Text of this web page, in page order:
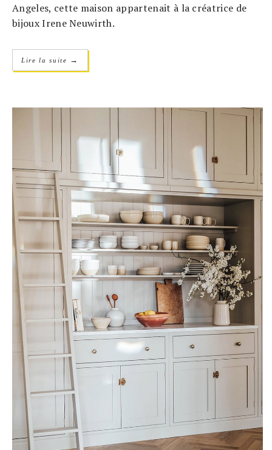
Angeles, cette maison appartenait à la créatrice de
bijoux Irene Neuwirth.
Lire la suite →